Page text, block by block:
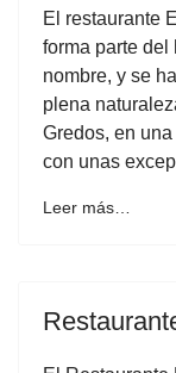
El restaurante
forma parte del
nombre, y se
plena
Gredos, en
con unas
Leer más…